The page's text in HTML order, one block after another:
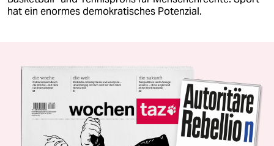
hat ein enormes demokratisches Potenzial.